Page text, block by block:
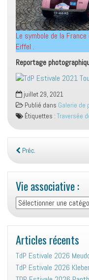
Le symbole de la
Eiffel .
Reportage
juillet 29, 2021
Publié dans Galerie de
Étiquettes : Traversée
Préc.
Vie associative :
Vie
associative
:
Articles récents
TdP Estivale 2026
TdP Estivale 2026